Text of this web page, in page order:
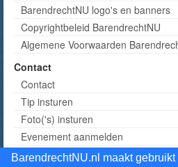
BarendrechtNU.nl maakt gebruikt
BarendrechtNU logo's en banners
Copyrightbeleid BarendrechtNU
Algemene Voorwaarden
Contact
Contact
Tip insturen
Foto('s) insturen
Evenement aanmelden
Informatie aanvragen adverteren